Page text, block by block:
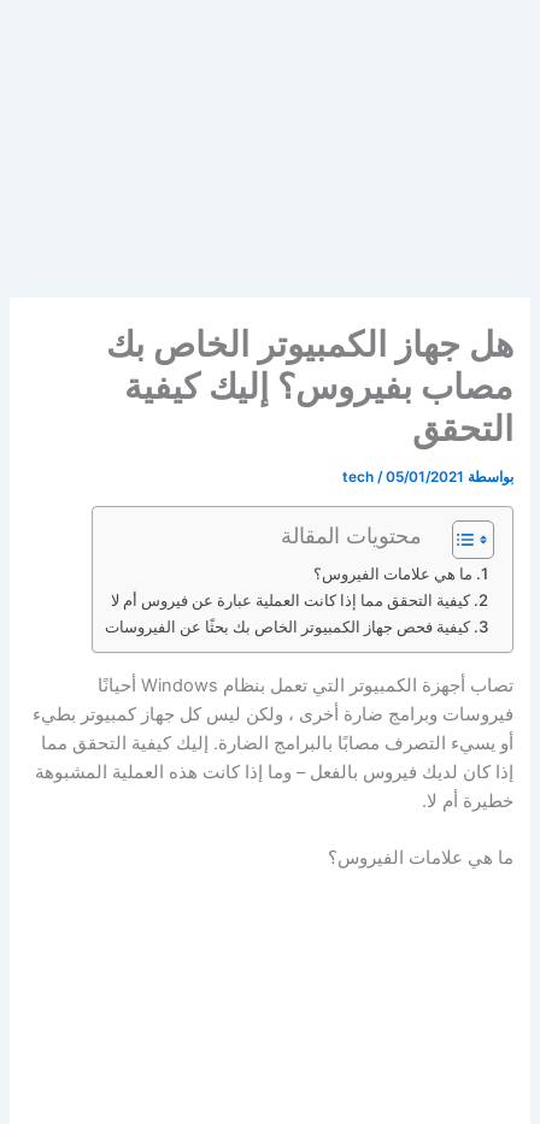
هل جهاز الكمبيوتر الخاص بك
مصاب بفيروس؟ إليك كيفية
التحقق
بواسطة tech /05/01/2021
محتويات المقالة
ما هي علامات الفيروس؟
كيفية التحقق مما إذا كانت العملية عبارة عن فيروس أم لا
كيفية فحص جهاز الكمبيوتر الخاص بك بحثًا عن الفيروسات
تصاب أجهزة الكمبيوتر التي تعمل بنظام Windows أحيانًا
فيروسات وبرامج ضارة أخرى ، ولكن ليس كل جهاز كمبيوتر بطيء
أو يسيء التصرف مصابًا بالبرامج الضارة. إليك كيفية التحقق مما
إذا كان لديك فيروس بالفعل – وما إذا كانت هذه العملية المشبوهة
خطيرة أم لا.
ما هي علامات الفيروس؟